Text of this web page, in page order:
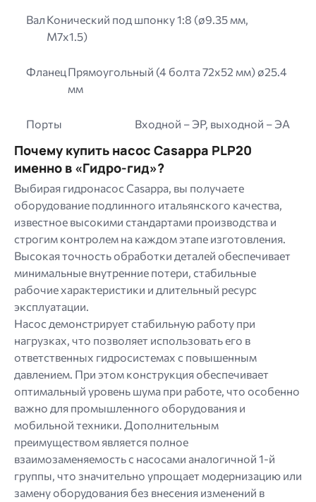
Вал Конический под шпонку 1:8 (ø9.35 мм,
M7x1.5)
Фланец Прямоугольный (4 болта 72х52 мм) ø25.4
мм
Порты Входной – ЭР, выходной – ЭА
Почему купить насос Casappa PLP20
именно в «Гидро-гид»?
Выбирая гидронасос Casappa, вы получаете
оборудование подлинного итальянского качества,
известное высокими стандартами производства и
строгим контролем на каждом этапе изготовления.
Высокая точность обработки деталей обеспечивает
минимальные внутренние потери, стабильные
рабочие характеристики и длительный ресурс
эксплуатации.
Насос демонстрирует стабильную работу при
нагрузках, что позволяет использовать его в
ответственных гидросистемах с повышенным
давлением. При этом конструкция обеспечивает
оптимальный уровень шума при работе, что особенно
важно для промышленного оборудования и
мобильной техники. Дополнительным
преимуществом является полное
взаимозаменяемость с насосами аналогичной 1-й
группы, что значительно упрощает модернизацию или
замену оборудования без внесения изменений в